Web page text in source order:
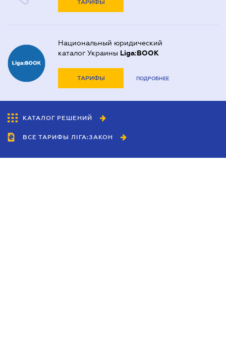
ТАРИФЫ
Национальный юридический
каталог Украины Liga:BOOK
ТАРИФЫ ПОДРОБНЕЕ
КАТАЛОГ РЕШЕНИЙ
ВСЕ ТАРИФЫ ЛІГА:ЗАКОН